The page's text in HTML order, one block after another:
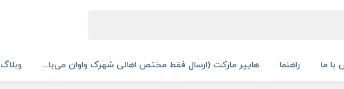
با ما راهنما هایپر مارکت (ارسال فقط مختص اهالی شهرک واوان می‌با... وبلاگ